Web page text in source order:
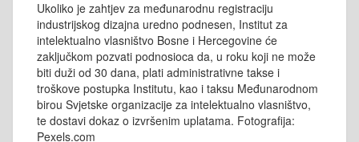
Ukoliko je zahtjev za međunarodnu registraciju
industrijskog dizajna uredno podnesen, Institut za
intelektualno vlasništvo Bosne i Hercegovine će
zaključkom pozvati podnosioca da, u roku koji ne može
biti duži od 30 dana, plati administrativne takse i
troškove postupka Institutu, kao i taksu Međunarodnom
birou Svjetske organizacije za intelektualno vlasništvo,
te dostavi dokaz o izvršenim uplatama. Fotografija:
Pexels.com